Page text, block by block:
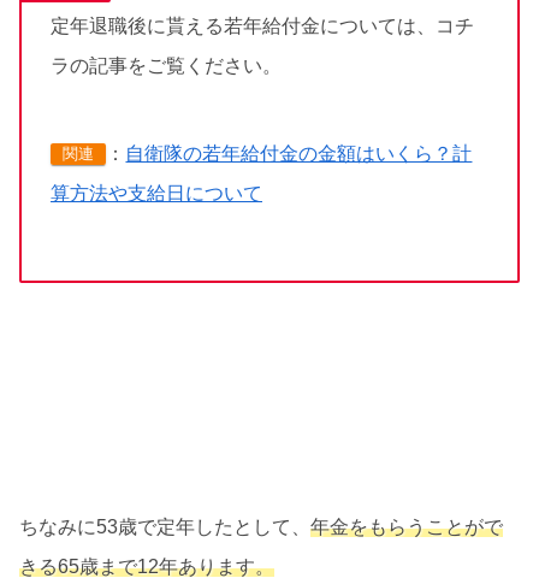
定年退職後に貰える若年給付金については、コチ
ラの記事をご覧ください。
関連 ： 自衛隊の若年給付金の金額はいくら？計
算方法や支給日について
ちなみに53歳で定年したとして、 年金をもらうことがで
きる65歳まで12年あります。